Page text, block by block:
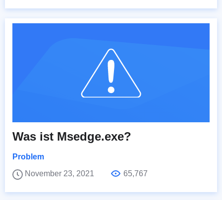
Was ist Msedge.exe?
Problem
November 23, 2021
65,767